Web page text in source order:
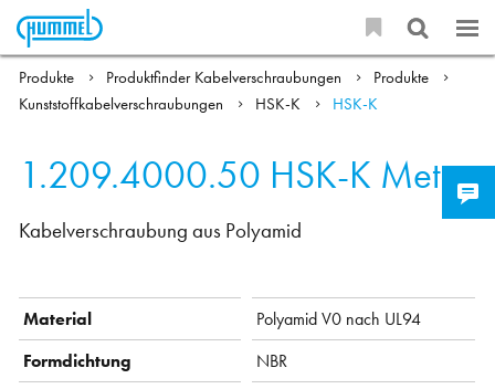
Produkte Produktfinder Kabelverschraubungen
Produkte
Kunststoffkabelverschraubungen
HSK-K HSK-K
1.209.4000.50 HSK-K Metr.
Kabelverschraubung aus Polyamid
Material
Polyamid V0 nach UL94
Formdichtung
NBR